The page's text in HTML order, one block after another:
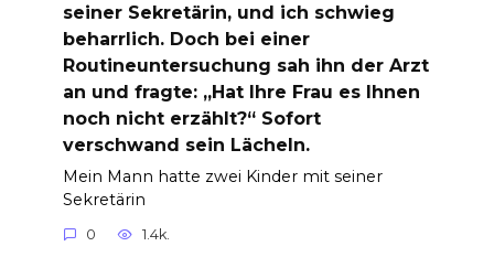
seiner Sekretärin, und ich schwieg
beharrlich. Doch bei einer
Routineuntersuchung sah ihn der Arzt
an und fragte: „Hat Ihre Frau es Ihnen
noch nicht erzählt?“ Sofort
verschwand sein Lächeln.
Mein Mann hatte zwei Kinder mit seiner
Sekretärin
0 1.4k.